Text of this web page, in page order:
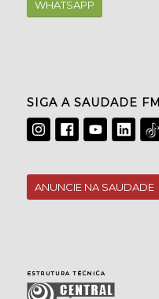
WHATSAPP
SIGA A SAUDADE
ANUNCIE NA SAUDADE